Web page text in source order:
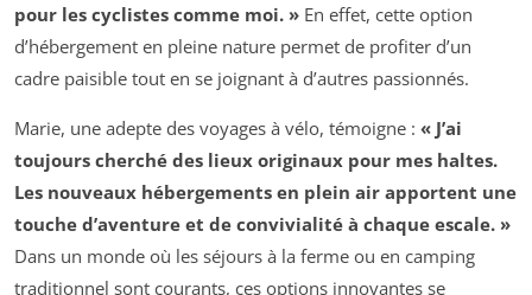
pour les cyclistes comme moi. » En effet, cette option
d’hébergement en pleine nature permet de profiter d’un
cadre paisible tout en se joignant à d’autres passionnés.
Marie, une adepte des voyages à vélo, témoigne : « J’ai
toujours cherché des lieux originaux pour mes haltes.
Les nouveaux hébergements en plein air apportent une
touche d’aventure et de convivialité à chaque escale. »
Dans un monde où les séjours à la ferme ou en camping
traditionnel sont courants, ces options innovantes se